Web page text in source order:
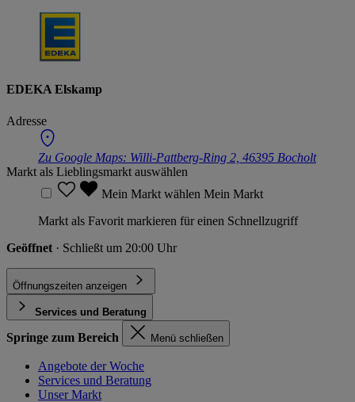
EDEKA Elskamp
Adresse
Zu Google Maps: Willi-Pattberg-Ring 2, 46395 Bocholt
Markt als Lieblingsmarkt auswählen
Mein Markt wählen Mein Markt
Markt als Favorit markieren für einen Schnellzugriff
Geöffnet · Schließt um 20:00 Uhr
Öffnungszeiten anzeigen
Services und Beratung
Springe zum Bereich Menü schließen
Angebote der Woche
Services und Beratung
Unser Markt